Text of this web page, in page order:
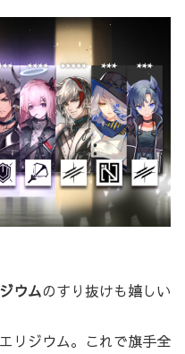
ウムのすり抜けも嬉しい
リジウム。これで旗手全